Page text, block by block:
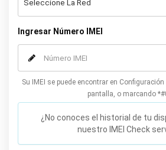
Ingresar Número IMEI
Su IMEI se puede encontrar en
pantalla, o marcando
¿No conoces el historial de tu
nuestro IMEI Check